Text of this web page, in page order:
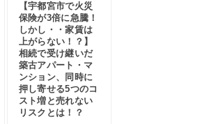
【宇都宮市で火災
保険が3倍に急騰！
しかし・・家賃は
上がらない！？】
相続で受け継いだ
築古アパート・マ
ンション、同時に
押し寄せる5つのコ
スト増と売れない
リスクとは！？